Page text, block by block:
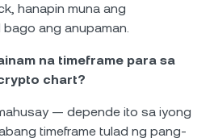
hanapin muna ang
ang anupaman.
na timeframe para sa
chart?
— depende ito sa iyong
timeframe tulad ng pang-